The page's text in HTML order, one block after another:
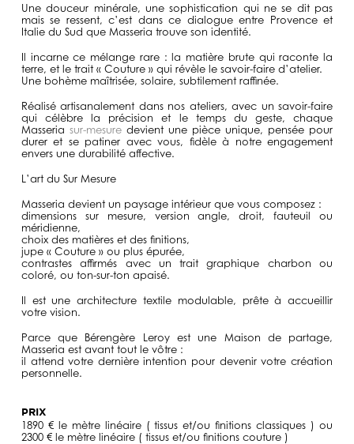
Une douceur minérale, une sophistication qui ne se dit pas
mais se ressent, c’est dans ce dialogue entre Provence et
Italie du Sud que Masseria trouve son identité.
Il incarne ce mélange rare : la matière brutequi raconte la
terre, et le trait « Couture »qui révèle le savoir-faire d’atelier.
Une bohème maîtrisée, solaire, subtilement raffinée.
Réalisé artisanalement dans nos ateliers, avec un savoir-faire
qui célèbre la précision et le temps du geste, chaque
Masseria sur-mesuredevient une pièce unique, pensée pour
durer et se patiner avec vous, fidèle à notre engagement
envers une durabilité affective.
L’art du Sur Mesure
Masseria devient un paysage intérieur que vous composez :
dimensions sur mesure, version angle, droit, fauteuil ou
méridienne,
choix des matières et des finitions,
jupe « Couture » ou plus épurée,
contrastes affirmés avec un trait graphique charbon ou
coloré, ou ton-sur-ton apaisé.
Il est unearchitecture textile modulable, prête à accueillir
votre vision.
Parce que Bérengère Leroy est une Maison de partage,
Masseria est avant tout le vôtre:
il attend votre dernière intention pour devenir votre création
personnelle.
PRIX
1890 € le mètre linéaire ( tissus et/ou finitions classiques ) ou
2300 € le mètre linéaire ( tissus et/ou finitions couture )